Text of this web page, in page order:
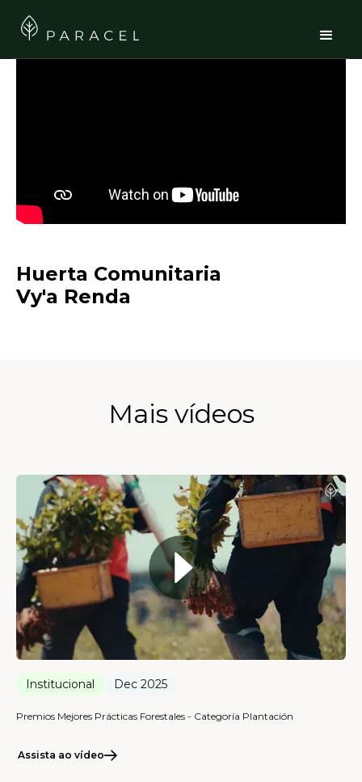
Huerta Comunitaria
Vy'a Renda
Mais vídeos
Institucional Dec 2025
Premios Mejores Prácticas Forestales - Categoría Plantación
Assista ao vídeo